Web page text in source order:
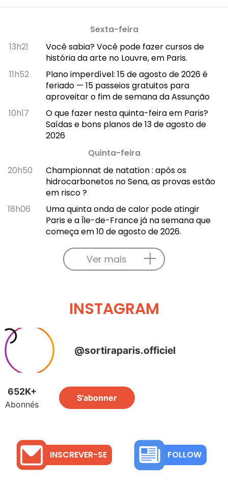
Sexta-feira
13h21
Você sabia? Você pode fazer cursos de
história da arte no Louvre, em Paris.
11h52
Plano imperdível: 15 de agosto de 2026 é
feriado — 15 passeios gratuitos para
aproveitar o fim de semana da Assunção
10h17
O que fazer nesta quinta-feira em Paris?
Saídas e bons planos de 13 de agosto de
2026
Quinta-feira
20h50
Championnat de natation : após os
hidrocarbonetos no Sena, as provas estão
em risco ?
18h06
Uma quinta onda de calor pode atingir
Paris e a Île-de-France já na semana que
começa em 10 de agosto de 2026.
Ver mais
INSTAGRAM
INSCREVER-SE FOLLOW